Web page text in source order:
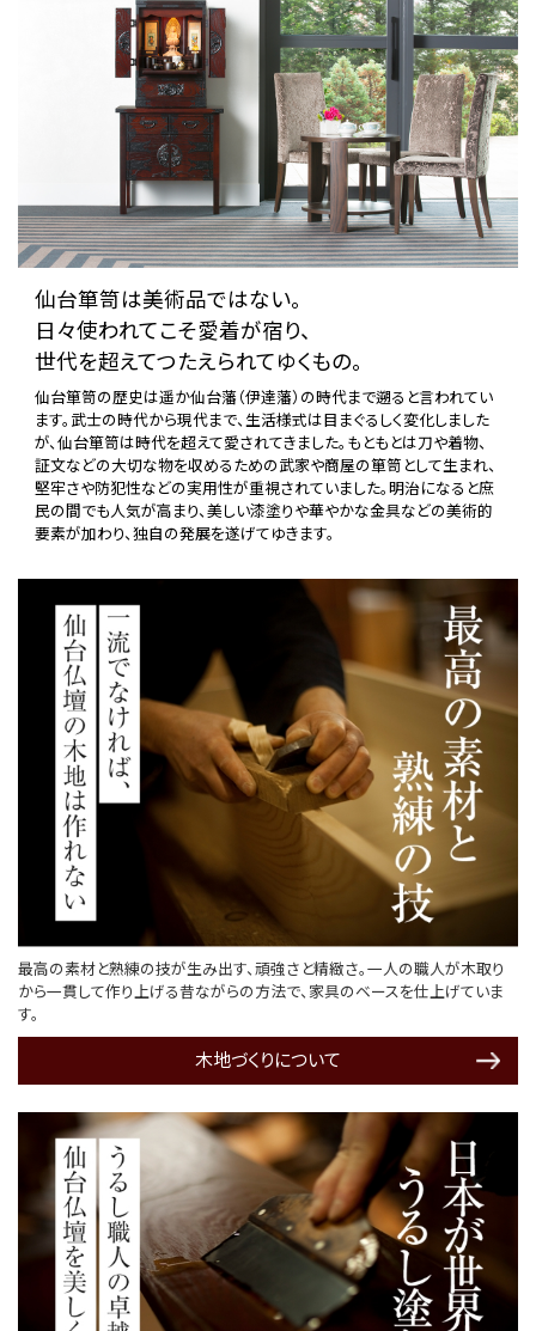
仙台箪笥は美術品ではない。
日々使われてこそ愛着が宿り、
世代を超えてつたえられてゆくもの。
仙台箪笥の歴史は遥か仙台藩（伊達藩）の時代まで遡ると言われてい
ます。武士の時代から現代まで、生活様式は目まぐるしく変化しました
が、仙台箪笥は時代を超えて愛されてきました。もともとは刀や着物、
証文などの大切な物を収めるための武家や商屋の箪笥として生まれ、
堅牢さや防犯性などの実用性が重視されていました。明治になると庶
民の間でも人気が高まり、美しい漆塗りや華やかな金具などの美術的
要素が加わり、独自の発展を遂げてゆきます。
最高の素材と熟練の技が生み出す、頑強さと精緻さ。一人の職人が木取り
から一貫して作り上げる昔ながらの方法で、家具のベースを仕上げていま
す。
木地づくりについて